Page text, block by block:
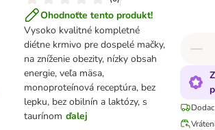
Ohodnoťte tento produkt!
Vysoko kvalitné kompletné
diétne krmivo pre dospelé mačky,
na zníženie obezity, nízky obsah
energie, veľa mäsa,
monoproteínová receptúra, bez
lepku, bez obilnín a laktózy, s
taurínom ďalej